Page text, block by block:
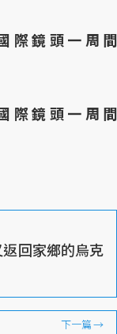
際鏡頭一周間
際鏡頭一周間
回家鄉的烏克
下一篇→